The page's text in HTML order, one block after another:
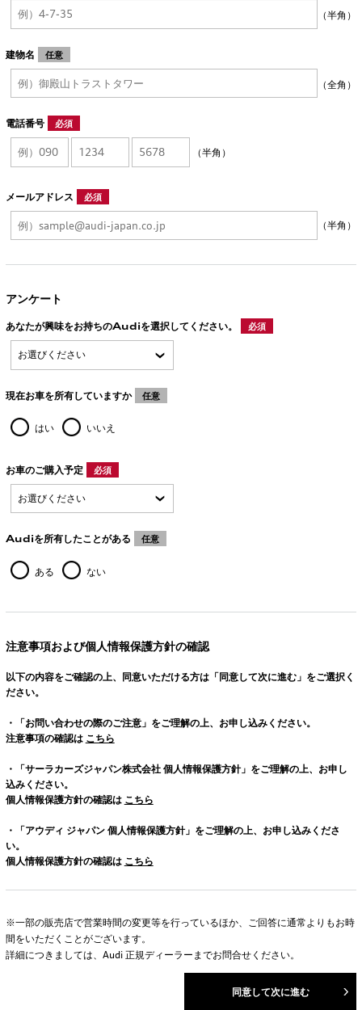
（半角）
建物名 任意
（全角）
電話番号 必須
（半角）
メールアドレス 必須
（半角）
アンケート
あなたが興味をお持ちのAudiを選択してください。 必須
現在お車を所有していますか 任意
はい いいえ
お車のご購入予定 必須
Audiを所有したことがある 任意
ある ない
注意事項および個人情報保護方針の確認
以下の内容をご確認の上、同意いただける方は「同意して次に進む」をご選択く
ださい。
・「お問い合わせの際のご注意」をご理解の上、お申し込みください。
注意事項の確認は こちら
・「サーラカーズジャパン株式会社 個人情報保護方針」をご理解の上、お申し
込みください。
個人情報保護方針の確認は こちら
・「アウディ ジャパン 個人情報保護方針」をご理解の上、お申し込みくださ
い。
個人情報保護方針の確認は こちら
※一部の販売店で営業時間の変更等を行っているほか、ご回答に通常よりもお時
間をいただくことがございます。
詳細につきましては、Audi 正規ディーラーまでお問合せください。
同意して次に進む